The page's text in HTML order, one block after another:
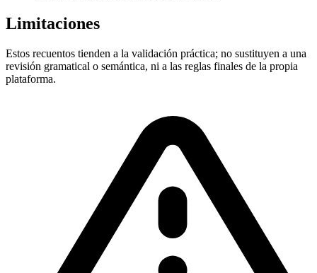
Limitaciones
Estos recuentos tienden a la validación práctica; no sustituyen a una
revisión gramatical o semántica, ni a las reglas finales de la propia
plataforma.